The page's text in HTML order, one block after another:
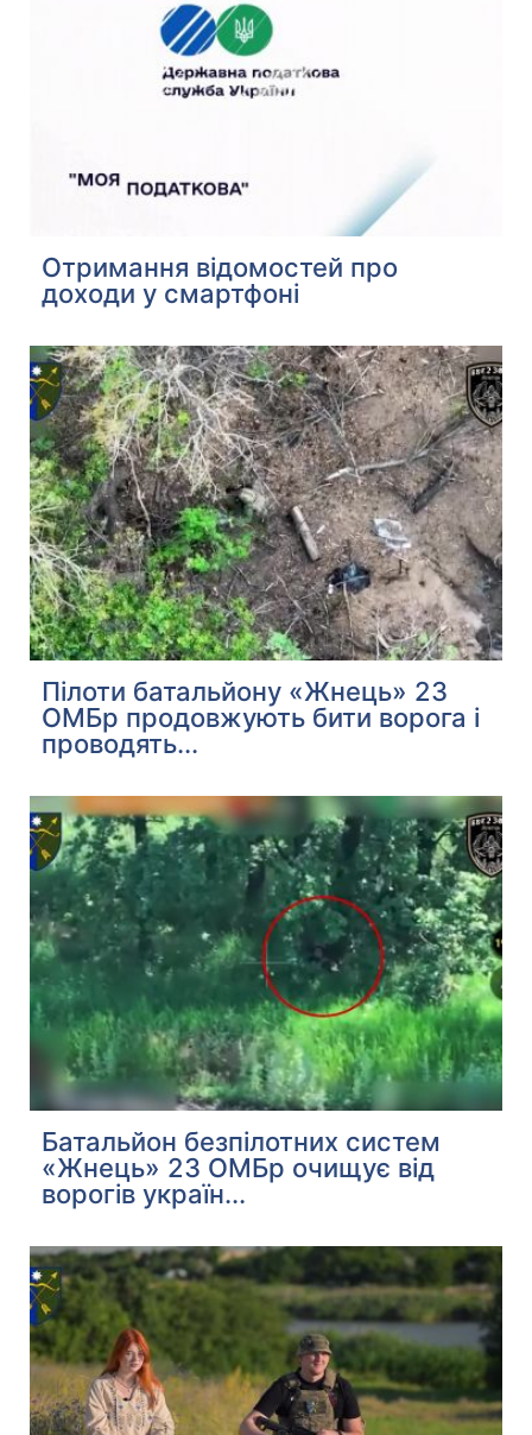
Отримання відомостей про
доходи у смартфоні
Пілоти батальйону «Жнець» 23
ОМБр продовжують бити ворога і
проводять...
Батальйон безпілотних систем
«Жнець» 23 ОМБр очищує від
ворогів україн...